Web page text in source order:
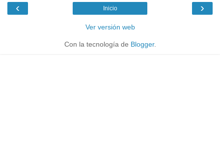
‹ ›
Inicio
Ver versión web
Con la tecnología de Blogger.